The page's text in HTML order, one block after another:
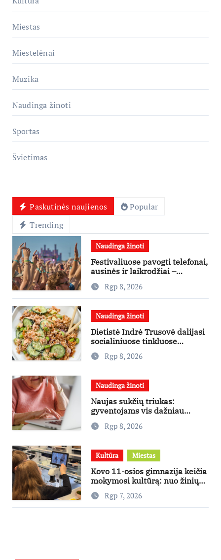
Miestas
Miestelėnai
Muzika
Naudinga žinoti
Sportas
Švietimas
Paskutinės naujienos
Popular
Trending
Naudinga žinoti
Festivaliuose pavogti telefonai,
ausinės ir laikrodžiai –
ekspertai primena apie
didžiausias finansines rizikas
Rgp 8, 2026
Naudinga žinoti
Dietistė Indrė Trusovė dalijasi
socialiniuose tinkluose
išpopuliarėjusiu lašišos salotų
receptuRgp 8, 2026
Naudinga žinoti
Naujas sukčių triukas:
gyventojams vis dažniau
skambina per „Viber“
Rgp 8, 2026
Kultūra Miestas
Kovo 11-osios gimnazija keičia
mokymosi kultūrą: nuo žinių
kaupimo – prie jų supratimo ir
taikymo
Rgp 7, 2026